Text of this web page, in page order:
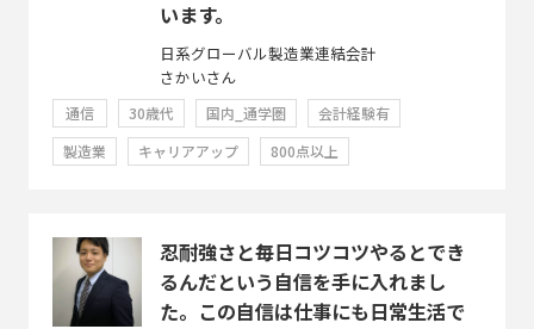
います。
日系グローバル製造業連結会計
さかいさん
通信 30歳代 国内_通学圏
会計経験有
製造業
キャリアアップ 800点以上
忍耐強さと毎日コツコツやるとでき
るんだという自信を手に入れまし
た。この自信は仕事にも日常生活で